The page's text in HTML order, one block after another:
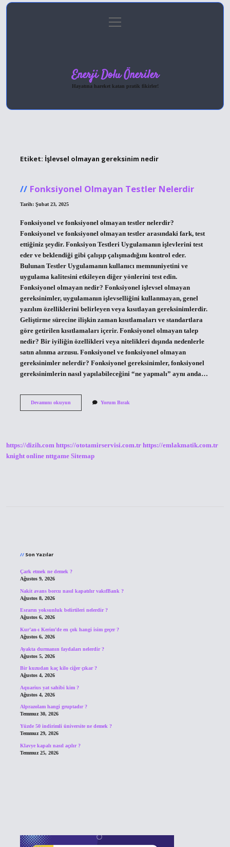
Gizlilik Politikası
menüyü
aç
Enerji Dolu Öneriler
Hayatına hareket katan pratik fikirler!
Etiket: İşlevsel olmayan gereksinim nedir
Fonksiyonel Olmayan Testler Nelerdir
Tarih: Şubat 23, 2025
Fonksiyonel ve fonksiyonel olmayan testler nelerdir?
Fonksiyonel ve fonksiyonel olmayan testler arasındaki fark, test
ettiğiniz şeydir. Fonksiyon Testleri Uygulamanın işlevlerini test
eder ve beklendiği gibi çalışıp çalışmadığını kontrol eder.
Bulunan Testler Uygulamanın kullanıcı memnuniyetini ve
uygulama kalitesini etkileyen diğer yönlerini test edin.
Fonksiyonel olmayan nedir? Fonksiyonel işlevsel olmayan
gereksinimler, uygulamanın işlevselliğini kullanmayan, genel
yazılım özelliklerini belirleyen veya kısıtlayan gereksinimlerdir.
Geliştirme sürecine ilişkin zaman kısıtlamaları ve standartlara
göre getirilen kısıtlamaları içerir. Fonksiyonel olmayan talep
nedir? Bir iyiliğin özellikleri veya nitelikleri dışında nedenlerle
satın alınma arzusu. Fonksiyonel ve fonksiyonel olmayan
gereksinimler nelerdir? Fonksiyonel gereksinimler, fonksiyonel
gereksinimlerin nasıl yapılabileceğini “ne yapmalı” aynı anda…
Devamını okuyunFonksiyonel Yorum Bırak
https://dizih.com https://ototamirservisi.com.tr https://emlakmatik.com.tr
knight online nttgame Sitemap
Son Yazılar
Çark etmek ne demek ?
Ağustos 9, 2026
Nakit avans borcu nasıl kapatılır vakıfBank ?
Ağustos 8, 2026
Esrarın yoksunluk belirtileri nelerdir ?
Ağustos 6, 2026
Kur’an-ı Kerim’de en çok hangi isim geçer ?
Ağustos 6, 2026
Ayakta durmanın faydaları nelerdir ?
Ağustos 5, 2026
Bir kuzudan kaç kilo ciğer çıkar ?
Ağustos 4, 2026
Aquarius yat sahibi kim ?
Ağustos 4, 2026
Alprazolam hangi gruptadır ?
Temmuz 30, 2026
Yüzde 50 indirimli üniversite ne demek ?
Temmuz 29, 2026
Klavye kapalı nasıl açılır ?
Temmuz 25, 2026